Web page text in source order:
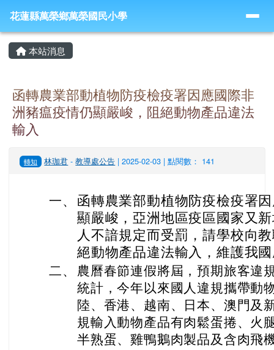
花蓮縣萬榮鄉萬榮國民小學
導覽列
花蓮縣萬榮鄉萬榮國民小學
主內容區域
本站消息
函轉農業部動植物防疫檢疫署因應國際非
洲豬瘟疫情仍顯嚴峻，阻絕動物產品違法
輸入
轉知 林珈君 -教導處公告 | 2025-02-03 | 點閱數： 141
一、
函轉農業部動植物防疫檢疫署
顯嚴峻，亞洲地區疫區國家又
人不諳規定而受罰，請學校向
絕動物產品違法輸入，維護我
二、
農曆春節連假將屆，預期旅客違
統計，今年以來國人違規攜帶動
陸、香港、越南、日本、澳門及
規輸入動物產品有肉鬆蛋捲、火
半熟蛋、雞鴨鵝肉製品及含肉飛
頁尾區域